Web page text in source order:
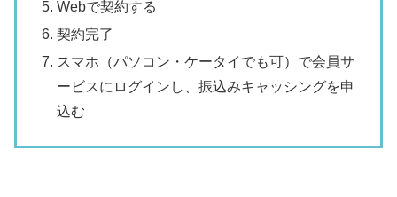
Webで契約する
契約完了
スマホ（パソコン・ケータイでも可）で会員サ
ービスにログインし、振込みキャッシングを申
込む